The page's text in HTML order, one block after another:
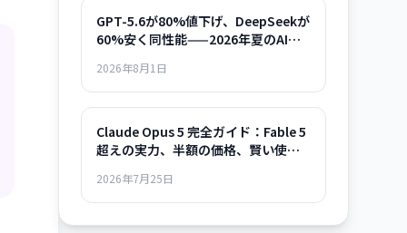
GPT-5.6が80%値下げ、DeepSeekが
60%安く同性能——2026年夏のAIモ
2026年8月1日
Claude Opus 5 完全ガイド：Fable 5
超えの実力、半額の価格、賢い使い
2026年7月25日